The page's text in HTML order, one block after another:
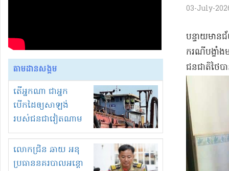
តាមដានសង្គម
តើអ្នកណា ជាអ្នក
បើកដៃឲ្យសាឡង់
របស់ជនជាវៀតណាម
ចូល មកខុស
ច្បាប់លួចបូមខ្សាច់នៅ
ក្នុងប្រទេសកម្ពុជា
លោកជ្រិន ឆាយ អនុ
ប្រធាននគរបាលអន្តោ
03-July-
បន្ទាយមាន
ករណី​បង្ខាំង​
ជនជាតិ​ថៃ​ប